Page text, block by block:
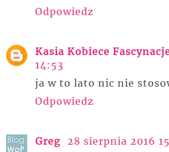
Odpowiedz
Kasia Kobiece
14:53
ja w to lato nic nie
Odpowiedz
Greg 28 sierpnia 2016